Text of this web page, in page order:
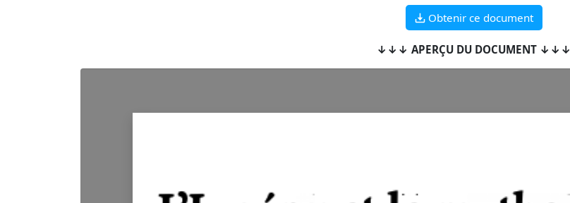
Obtenir ce document
↓↓↓ APERÇU DU DOCUMENT ↓↓↓